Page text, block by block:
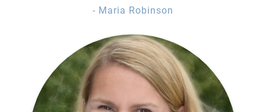
- Maria Robinson